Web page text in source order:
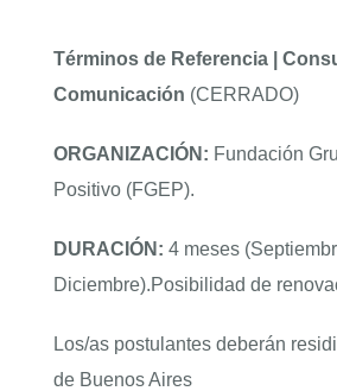
Términos de Referencia |
Comunicación (CERRADO)
ORGANIZACIÓN: Fundación
Positivo (FGEP).
DURACIÓN: 4 meses
Diciembre).Posibilidad de
Los/as postulantes deberán
de Buenos Aires